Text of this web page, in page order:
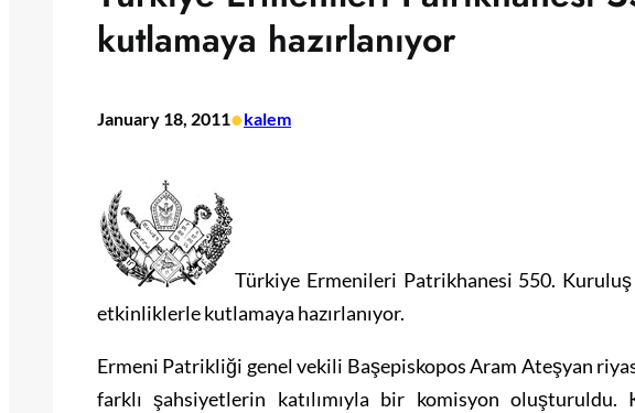
kutlamaya hazırlanıyor
January 18, 2011•kalem
Türkiye Ermenileri Patrikhanesi 550. Kuruluş
etkinliklerle kutlamaya hazırlanıyor.
Ermeni Patrikliği genel vekili Başepiskopos Aram Ateşyan
farklı şahsiyetlerin katılımıyla bir komisyon